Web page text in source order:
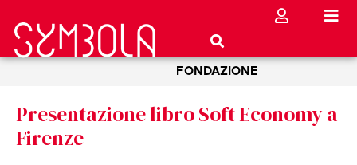
FONDAZIONE
Presentazione libro Soft Economy a
Firenze